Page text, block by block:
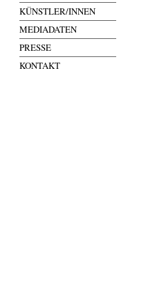
KÜNSTLER/INNEN
MEDIADATEN
PRESSE
KONTAKT